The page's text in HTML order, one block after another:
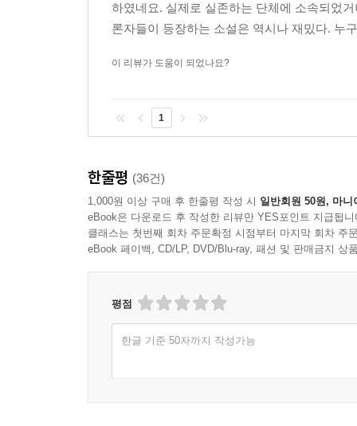
하였네요. 실제로 실존하는 단체에 소속되었
론자들이 등장하는 소설은 역시나 재밌다. 누
이 리뷰가 도움이 되었나요?
1
한줄평 (36건)
1,000원 이상 구매 후 한줄평 작성 시 일반회원 50원, 마니
eBook은 다운로드 후 작성한 리뷰만 YES포인트 지급됩니
클래스는 첫번째 회차 주문확정 시점부터 마지막 회차 주
eBook 페이백, CD/LP, DVD/Blu-ray, 패션 및 판매금지 상
평점
한글 기준 50자까지 작성가능